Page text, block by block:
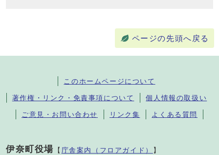
ページの先頭へ戻る
このホームページについて
著作権・リンク・免責事項について 個人情報の取扱い
ご意見・お問い合わせ リンク集 よくある質問
伊奈町役場 【 庁舎案内（フロアガイド） 】